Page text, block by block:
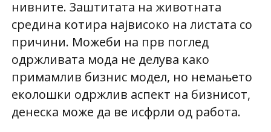
нивните. Заштитата на животната
средина котира највисоко на листата со
причини. Можеби на прв поглед
одржливата мода не делува како
примамлив бизнис модел, но немањето
еколошки одржлив аспект на бизнисот,
денеска може да ве исфрли од работа.